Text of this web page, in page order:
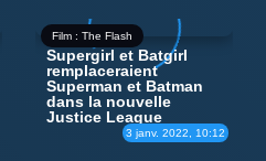
Film : The Flash
3 janv. 2022, 10:12
Supergirl et Batgirl
remplaceraient
Superman et Batman
dans la nouvelle
Justice League